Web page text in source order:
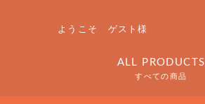
ようこそ ゲスト様
ALL PRODUCTS
すべての商品